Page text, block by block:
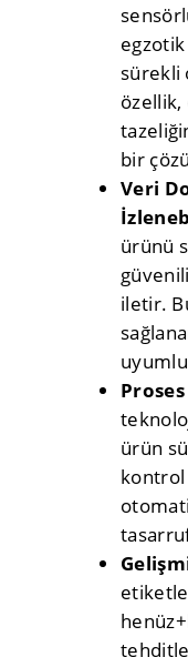
egzotik
sürekli
bir
Veri
ürünü
iletir.
ürün